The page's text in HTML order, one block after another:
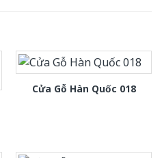
Cửa Gỗ Hàn Quốc 018